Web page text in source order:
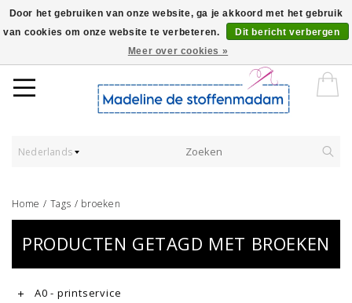
Worldwide Shipping - Onze stoffen worden verkocht per 10 cm.
Nederlands
Home / Tags / broeken
PRODUCTEN GETAGD MET BROEKEN
A0 - printservice
Door het gebruiken van onze website, ga je akkoord met het gebruik
van cookies om onze website te verbeteren.
Dit bericht verbergen
Meer over cookies »